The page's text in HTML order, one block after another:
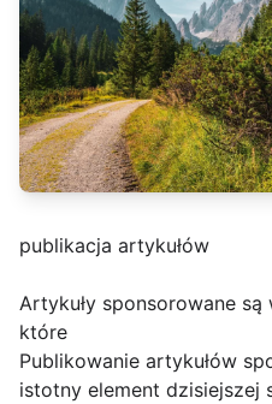
publikacja artykułów
Artykuły sponsorowane
które
Publikowanie artykułów
istotny element dzisiejszej